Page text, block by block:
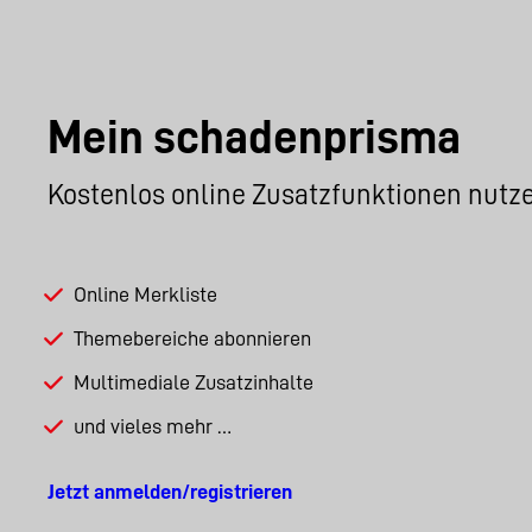
Mein schadenprisma
Kostenlos online Zusatzfunktionen
Online Merkliste
Themebereiche abonnieren
Multimediale Zusatzinhalte
und vieles mehr …
Jetzt anmelden/registrieren